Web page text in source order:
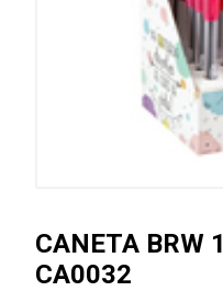
CANETA BRW
CA0032